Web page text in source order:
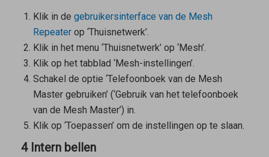
Klik in de gebruikersinterface van de Mesh
Repeaterop ‘Thuisnetwerk’.
Klik in het menu ‘Thuisnetwerk’ op ‘Mesh’.
Klik op het tabblad ‘Mesh-instellingen’.
Schakel de optie ‘Telefoonboek van de Mesh
Master gebruiken’ (‘Gebruik van het telefoonboek
van de Mesh Master’) in.
Klik op ‘Toepassen’ om de instellingen op te slaan.
4 Intern bellen